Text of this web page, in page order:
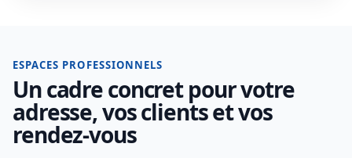
ESPACES PROFESSIONNELS
Un cadre concret pour votre
adresse, vos clients et vos
rendez-vous